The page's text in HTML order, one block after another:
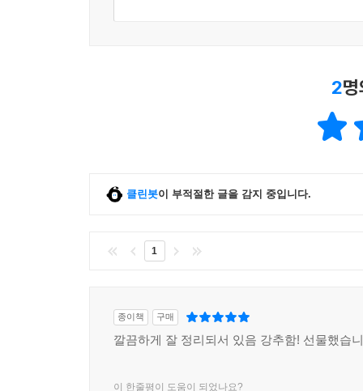
나란히 하는 국내 최초의, 그리고 최고의 맛
대한민국이지만 상대적으로 레스토랑의 역사는 매
전문적인 음식 평론에 대한 기반도 취약하고 맛
평가를 바탕으로 대한민국의 객관적인 레스토랑
2
클린봇이 부적절한 글을 감지 중입니다.
1
종이책 구매
깔끔하게 잘 정리되서 있음 강추함! 선물했습
이 한줄평이 도움이 되었나요?